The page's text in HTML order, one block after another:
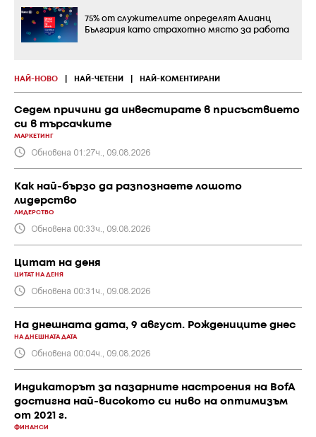
НАЙ-НОВО НАЙ-ЧЕТЕНИ НАЙ-КОМЕНТИРАНИ
Седем причини да инвестирате в присъствието
си в търсачките
МАРКЕТИНГ
Обновена 01:27ч., 09.08.2026
Как най-бързо да разпознаете лошото
лидерство
ЛИДЕРСТВО
Обновена 00:33ч., 09.08.2026
Цитат на деня
ЦИТАТ НА ДЕНЯ
Обновена 00:31ч., 09.08.2026
На днешната дата, 9 август. Рождениците днес
НА ДНЕШНАТА ДАТА
Обновена 00:04ч., 09.08.2026
Индикаторът за пазарните настроения на BofA
достигна най-високото си ниво на оптимизъм
от 2021 г.
ФИНАНСИ
75% от служителите определят Алианц
България като страхотно място за работа